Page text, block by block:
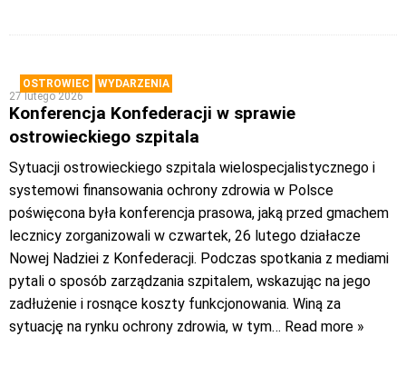
OSTROWIEC
WYDARZENIA
27 lutego 2026
Konferencja Konfederacji w sprawie
ostrowieckiego szpitala
Sytuacji ostrowieckiego szpitala wielospecjalistycznego i
systemowi finansowania ochrony zdrowia w Polsce
poświęcona była konferencja prasowa, jaką przed gmachem
lecznicy zorganizowali w czwartek, 26 lutego działacze
Nowej Nadziei z Konfederacji. Podczas spotkania z mediami
pytali o sposób zarządzania szpitalem, wskazując na jego
zadłużenie i rosnące koszty funkcjonowania. Winą za
sytuację na rynku ochrony zdrowia, w tym… Read more »